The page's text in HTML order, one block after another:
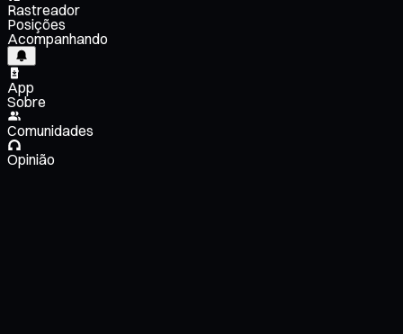
Rastreador
Posições
Acompanhando
App
Sobre
Comunidades
Opinião